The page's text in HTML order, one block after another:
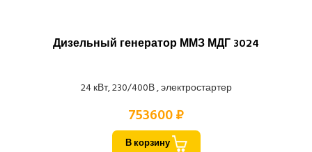
Дизельный генератор ММЗ МДГ 3024
24 кВт, 230/400В , электростартер
753600 ₽
В корзину